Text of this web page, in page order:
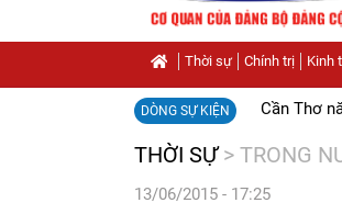
Thời sự Chính trị Kinh
DÒNG SỰ KIỆN Cần Thơ
THỜI SỰ > TRONG
13/06/2015 - 17:25